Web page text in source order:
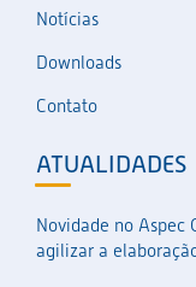
Notícias
Downloads
Contato
ATUALIDADES
Novidade no Aspec
agilizar a